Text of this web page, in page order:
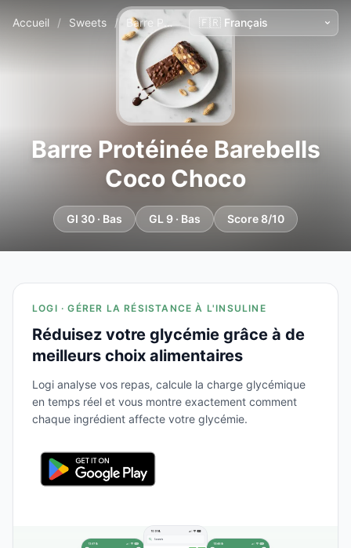
Accueil / Sweets / Barre Protéinée Barebells Coco Choco
Barre Protéinée Barebells
Coco Choco
GI 30 · Bas GL 9 · Bas Score 8/10
LOGI · GÉRER LA RÉSISTANCE À L'INSULINE
Réduisez votre glycémie grâce à de
meilleurs choix alimentaires
Logi analyse vos repas, calcule la charge glycémique
en temps réel et vous montre exactement comment
chaque ingrédient affecte votre glycémie.